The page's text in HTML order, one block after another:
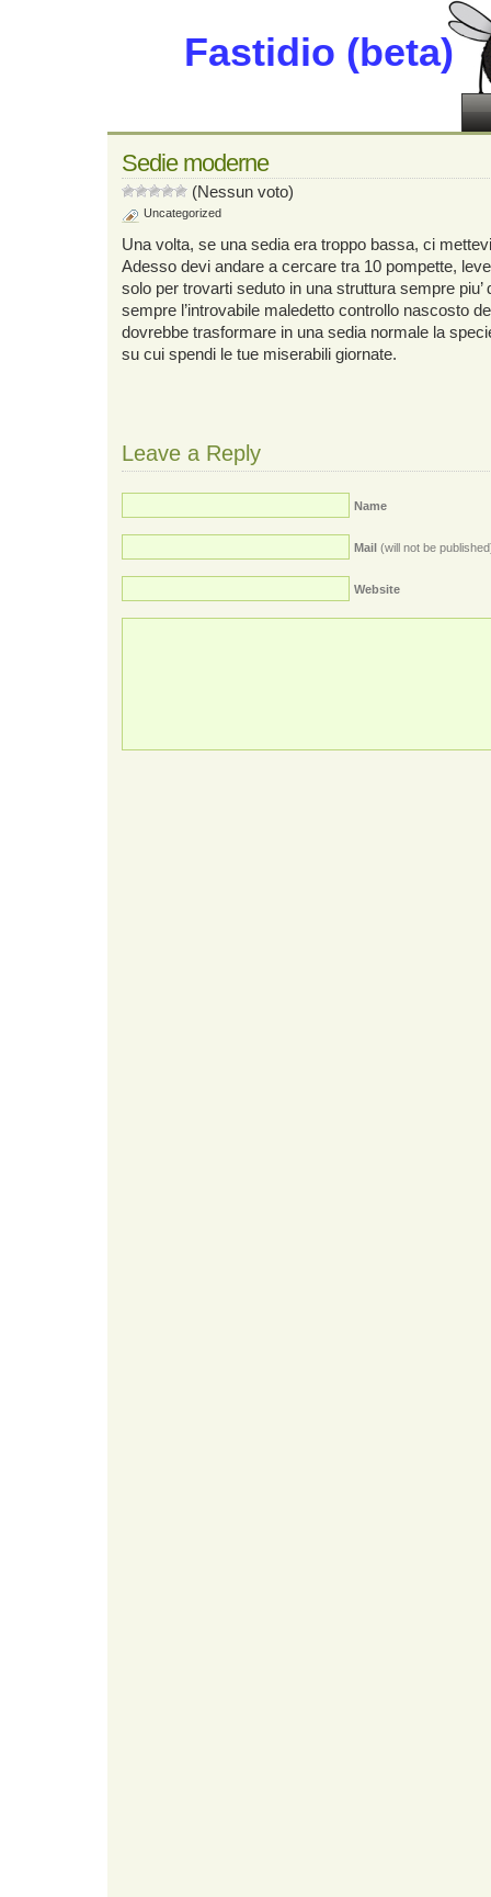
Fastidio (beta)
Sedie moderne
(Nessun voto)
Uncategorized
Una volta, se una sedia era troppo bassa, ci
Adesso devi andare a cercare tra 10 pompette,
solo per trovarti seduto in una struttura sempre piu’
sempre l’introvabile maledetto controllo nascosto
dovrebbe trasformare in una sedia normale la
su cui spendi le tue miserabili giornate.
Leave a Reply
Name
Mail (will not be
Website